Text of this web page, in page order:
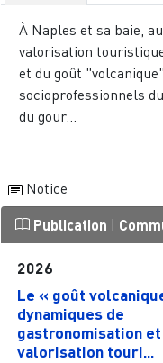
À Naples et sa baie,
valorisation
et du goût
socioprofessionnels
du gour...
Notice
Publication |
2026
Le « goût
dynamiques de
gastronomisation
valorisation touri...